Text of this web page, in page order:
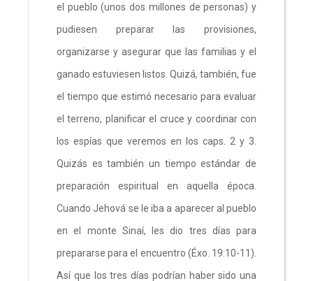
el pueblo (unos dos millones de personas) y
pudiesen preparar las provisiones,
organizarse y asegurar que las familias y el
ganado estuviesen listos. Quizá, también, fue
el tiempo que estimó necesario para evaluar
el terreno, planificar el cruce y coordinar con
los espías que veremos en los caps. 2 y 3.
Quizás es también un tiempo estándar de
preparación espiritual en aquella época.
Cuando Jehová se le iba a aparecer al pueblo
en el monte Sinaí, les dio tres días para
prepararse para el encuentro (Éxo. 19:10-11).
Así que los tres días podrían haber sido una